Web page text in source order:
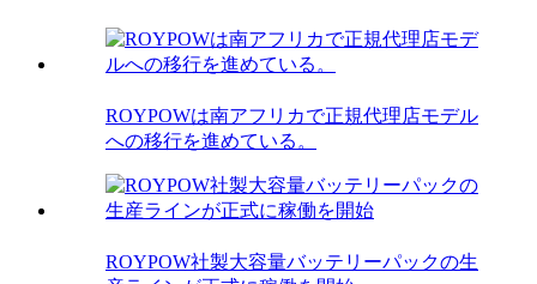
ROYPOWは南アフリカで正規代理店モデル
への移行を進めている。
ROYPOW社製大容量バッテリーパックの生